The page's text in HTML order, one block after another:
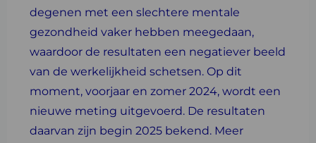
degenen met een slechtere mentale
gezondheid vaker hebben meegedaan,
waardoor de resultaten een negatiever beeld
van de werkelijkheid schetsen. Op dit
moment, voorjaar en zomer 2024, wordt een
nieuwe meting uitgevoerd. De resultaten
daarvan zijn begin 2025 bekend. Meer